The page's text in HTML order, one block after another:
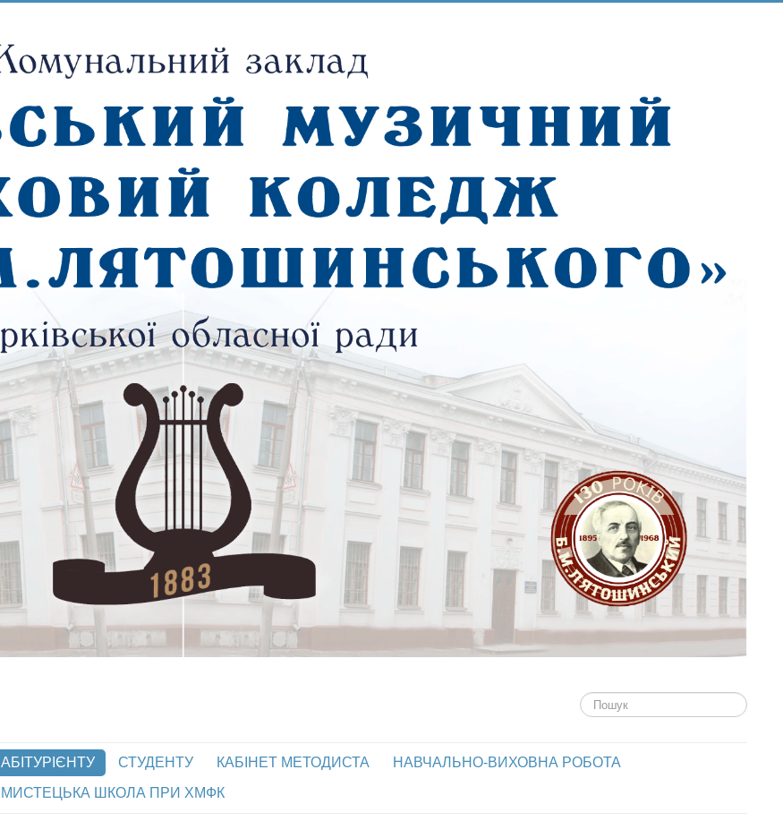
Пошук...
АБІТУРІЄНТУ СТУДЕНТУ КАБІНЕТ МЕТОДИСТА
НАВЧАЛЬНО-ВИХОВНА РОБОТА
МИСТЕЦЬКА ШКОЛА ПРИ ХМФК